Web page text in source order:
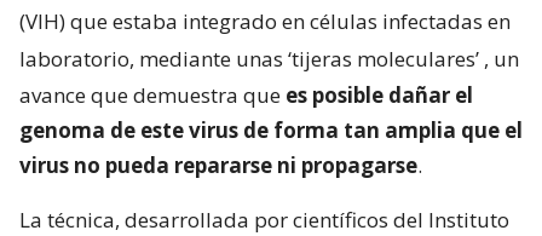
(VIH) que estaba integrado en células infectadas en
laboratorio, mediante unas ‘tijeras moleculares’ , un
avance que demuestra que es posible dañar el
genoma de este virus de forma tan amplia que el
virus no pueda repararse ni propagarse.
La técnica, desarrollada por científicos del Instituto